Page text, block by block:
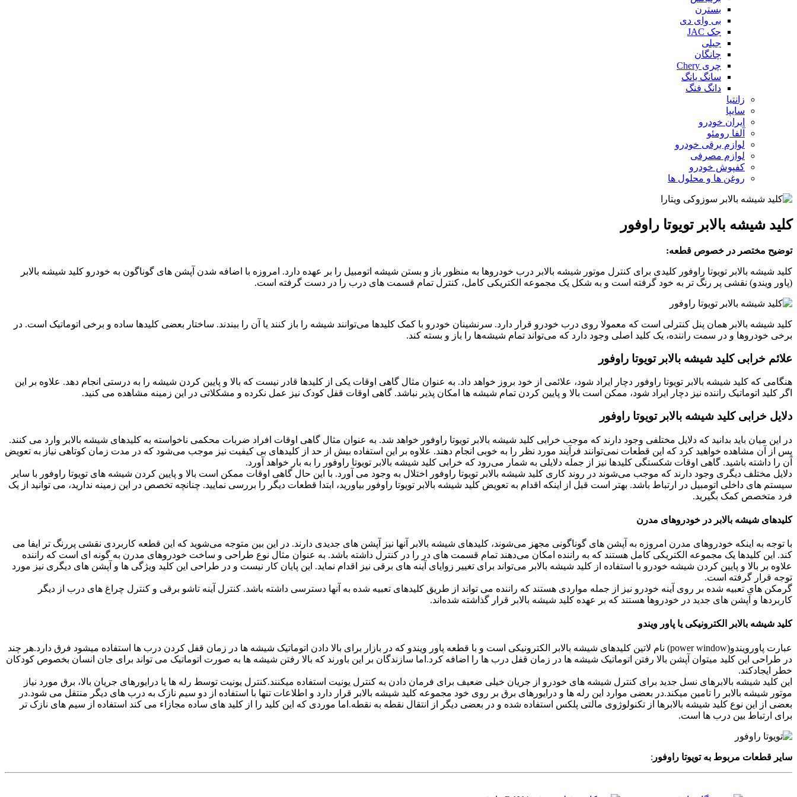
بسترن
بی وای دی
جک JAC
جیلی
چانگان
چری Chery
سانگ یانگ
دانگ فنگ
زانتیا
سایپا
ایران خودرو
آلفا رومئو
لوازم برقی خودرو
لوازم مصرفی
کفپوش خودرو
روغن ها و محلول ها
کلید شیشه بالابر تویوتا راوفور
توضیح مختصر در خصوص قطعه:
کلید شیشه بالابر تویوتا راوفور کلیدی برای کنترل موتور شیشه بالابر درب خودروها به منظور باز و بستن شیشه اتومبیل را بر عهده دارد. امروزه با اضافه شدن آپشن های گوناگون به خودرو کلید شیشه بالابر
(پاور ویندو) نقشی پر رنگ تر به خود گرفته است و به شکل یک مجموعه الکتریکی کامل، کنترل تمام قسمت های درب را در دست گرفته است.
کلید شیشه بالابر همان پنل کنترلی است که معمولا روی درب خودرو قرار دارد. سرنشینان خودرو با کمک کلیدها می‌توانند شیشه را باز کنند یا آن را ببندند. ساختار بعضی کلیدها ساده و برخی اتوماتیک است. در
برخی خودروها و در سمت راننده، یک کلید اصلی وجود دارد که می‌تواند تمام شیشه‌ها را باز و بسته کند.
علائم خرابی کلید شیشه بالابر تویوتا راوفور
هنگامی که کلید شیشه بالابر تویوتا راوفور دچار ایراد شود، علائمی از خود بروز خواهد داد. به عنوان مثال گاهی اوقات یکی از کلیدها قادر نیست که بالا و پایین کردن شیشه را به درستی انجام دهد. علاوه بر این
اگر کلید اتوماتیک راننده نیز دچار ایراد شود، ممکن است بالا و پایین کردن تمام شیشه ها امکان پذیر نباشد. گاهی اوقات قفل کودک نیز عمل نکرده و مشکلاتی در این زمینه مشاهده می کنید.
دلایل خرابی کلید شیشه بالابر تویوتا راوفور
در این میان باید بدانید که دلایل مختلفی وجود دارند که موجب خرابی کلید شیشه بالابر تویوتا راوفور خواهد شد. به عنوان مثال گاهی اوقات افراد ضربات محکمی ناخواسته به کلیدهای شیشه بالابر وارد می کنند.
پس از آن مشاهده خواهید کرد که این قطعات نمی‌توانند فرآیند مورد نظر را به خوبی انجام دهند. علاوه بر این استفاده بیش از حد از کلیدهای بی کیفیت نیز موجب می‌شود که در مدت زمان کوتاهی نیاز به تعویض
آن را داشته باشید. گاهی اوقات شکستگی کلیدها نیز از جمله دلایلی به شمار می‌رود که خرابی کلید شیشه بالابر تویوتا راوفور را به بار خواهد آورد.
دلایل مختلف دیگری وجود دارند که موجب می‌شوند در روند کاری کلید شیشه بالابر تویوتا راوفور اختلال به وجود می آورد. با این حال گاهی اوقات ممکن است بالا و پایین کردن شیشه های تویوتا راوفور با سایر
سیستم های داخلی اتومبیل در ارتباط باشد. بهتر است قبل از اینکه اقدام به تعویض کلید شیشه بالابر تویوتا راوفور بیاورید، ابتدا قطعات دیگر را بررسی نمایید. چنانچه تخصص در این زمینه ندارید، می توانید از یک
فرد متخصص کمک بگیرید.
کلیدهای شیشه بالابر در خودروهای مدرن
با توجه به اینکه خودروهای مدرن امروزه به آپشن های گوناگونی مجهز می‌شوند، کلیدهای شیشه بالابر آنها نیز آپشن های جدیدی دارند. در این بین متوجه می‌شوید که این قطعه کاربردی نقشی پررنگ تر ایفا می
کند. این کلیدها یک مجموعه الکتریکی کامل هستند که به راننده امکان می‌دهند تمام قسمت های در را در کنترل داشته باشد. به عنوان مثال نوع طراحی و ساخت خودروهای مدرن به گونه‌ ای است که راننده
علاوه بر بالا و پایین کردن شیشه خودرو با استفاده از کلید شیشه بالابر می‌تواند برای تغییر زوایای آینه های برقی نیز اقدام نماید. این پایان کار نیست و در طراحی این کلید ویژگی ها و آپشن های دیگری نیز مورد
توجه قرار گرفته است.
گرمکن های تعبیه شده بر روی آینه خودرو نیز از جمله مواردی هستند که راننده می تواند از طریق کلیدهای تعبیه شده به آنها دسترسی داشته باشد. کنترل آینه تاشو برقی و کنترل چراغ های درب از دیگر
کاربردها و آپشن های جدید در خودروها هستند که بر عهده کلید شیشه بالابر قرار گذاشته شده‌اند.
کلید شیشه بالابر الکترونیکی یا پاور ویندو
عبارت پاورویندو(power window) نام لاتین کلیدهای شیشه بالابر الکترونیکی است و با قطعه پاور ویندو که در بازار برای بالا دادن اتوماتیک شیشه ها در زمان قفل کردن درب ها استفاده میشود فرق دارد.هر چند
در طراحی این کلید میتوان آپشن بالا رفتن اتوماتیک شیشه ها در زمان قفل درب ها را اضافه کرد.اما سازندگان بر این باورند که بالا رفتن شیشه ها به صورت اتوماتیک می تواند برای جان انسان بخصوص کودکان
خطر ایجادکند.
این کلید شیشه بالابرهای نسل جدید برای کنترل شیشه های خودرو از جریان خیلی ضعیف برای فرمان دادن به کنترل یونیت استفاده میکنند.کنترل یونیت توسط رله ها یا درایورهای جریان بالا، برق مورد نیاز
موتور شیشه بالابر را تامین میکند.در بعضی موارد این رله ها و درایورهای برق بر روی خود مجموعه کلید شیشه بالابر قرار دارد و اطلاعات تنها با استفاده از دو سیم نازک به درب های دیگر منتقل می شود.در
بعضی از این نوع کلید شیشه بالابرها از تکنولوژوی مالتی پلکس استفاده شده و در بعضی دیگر از انتقال نقطه به نقطه.اما موردی که این کلید را از کلید های ساده مجازاء می کند استفاده از سیم های نازک تر
برای ارتباط بین درب ها است.
سایر قطعات مربوط به تویوتا راوفور :